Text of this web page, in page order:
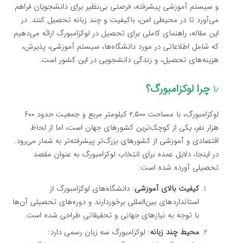
و سیستم آموزشی پیشرفته، فرصتی بی‌نظیر برای دانشجویان فراهم
می‌آورد تا در محیطی امن، باکیفیت و چند زبانه تحصیل کنند. در
این مقاله، راهنمای کاملی برای تحصیل در لوکزامبورگ ارائه می‌دهیم
که شامل اطلاعاتی در مورد دانشگاه‌ها، سیستم آموزشی، پذیرش،
هزینه‌های تحصیل، و زندگی دانشجویی در این کشور است.
۱٫ چرا لوکزامبورگ؟
لوکزامبورگ، با مساحت ۲,۵۰۰ کیلومتر مربع و جمعیت حدود ۶۰۰
هزار نفر، یکی از کوچک‌ترین کشورهای جهان است، اما از لحاظ
اقتصادی و آموزشی از کشورهای بزرگ‌تر پیشرفته‌تر به شمار می‌رود.
در اینجا، دلایل عمده برای انتخاب لوکزامبورگ به عنوان مقصد
تحصیلی آورده شده است:
کیفیت بالای آموزشی: دانشگاه‌های لوکزامبورگ از
استانداردهای بین‌المللی برخوردارند و دوره‌های تحصیلی آن‌ها
با توجه به نیازهای جهانی و تحقیقاتی طراحی شده است.
محیط چند زبانه: لوکزامبورگ سه زبان رسمی دارد: